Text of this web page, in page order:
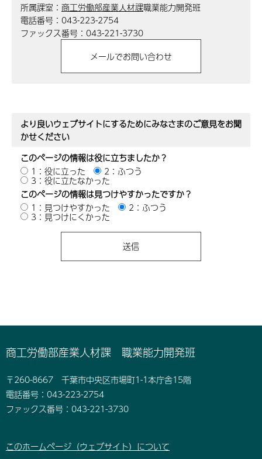
所属課室： 商工労働部産業人材課職業能力開発班
電話番号：043-223-2754
ファックス番号：043-221-3730
より良いウェブサイトにするためにみなさまのご意見をお聞
かせください
このページの情報は役に立ちましたか？
1：役に立った
2：ふつう
3：役に立たなかった
このページの情報は見つけやすかったですか？
1：見つけやすかった
2：ふつう
3：見つけにくかった
商工労働部産業人材課 職業能力開発班
〒260-8667 千葉市中央区市場町1-1本庁舎15階
電話番号：043-223-2754
ファックス番号：043-221-3730
このホームページ（ウェブサイト）について